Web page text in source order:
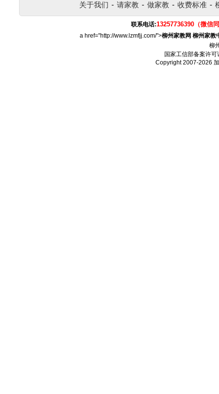
关于我们 - 请家教 - 做家教 - 收费标准 -
联系电话:13257736390（微信
a href="http://www.lzmfjj.com/">柳州家教网 柳州家教
柳
国家工信部备案许可
Copyright 2007-2026